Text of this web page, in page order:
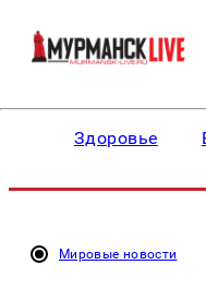
Здоровье
Мировые новости